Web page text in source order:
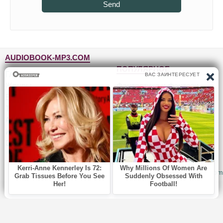
Send
AUDIOBOOK-MP3.COM
Главная
Жанры
Блог
Авторы
Исполнители
Обратная связь
ПОПУЛЯРНОЕ
Фантастика и фэнтези
Детективы, триллеры
Для детей
Роман, проза
Приключения
Юмор, сатира
© 2010-2026Audiobook-mp3.com